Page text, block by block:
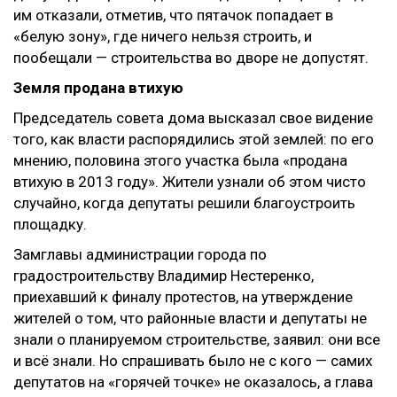
им отказали, отметив, что пятачок попадает в
«белую зону», где ничего нельзя строить, и
пообещали — строительства во дворе не допустят.
Земля продана втихую
Председатель совета дома высказал свое видение
того, как власти распорядились этой землей: по его
мнению, половина этого участка была «продана
втихую в 2013 году». Жители узнали об этом чисто
случайно, когда депутаты решили благоустроить
площадку.
Замглавы администрации города по
градостроительству Владимир Нестеренко,
приехавший к финалу протестов, на утверждение
жителей о том, что районные власти и депутаты не
знали о планируемом строительстве, заявил: они все
и всё знали. Но спрашивать было не с кого — самих
депутатов на «горячей точке» не оказалось, а глава